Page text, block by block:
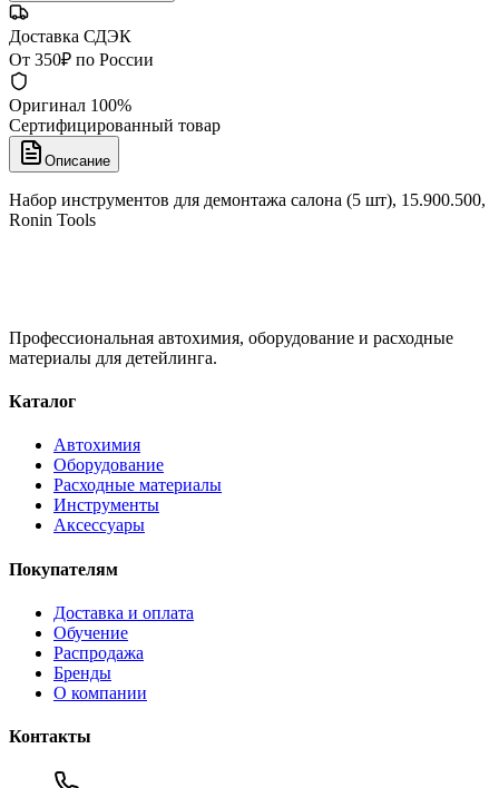
Доставка СДЭК
От 350₽ по России
Оригинал 100%
Сертифицированный товар
Описание
Набор инструментов для демонтажа салона (5 шт), 15.900.500,
Ronin Tools
Профессиональная автохимия, оборудование и расходные
материалы для детейлинга.
Каталог
Автохимия
Оборудование
Расходные материалы
Инструменты
Аксессуары
Покупателям
Доставка и оплата
Обучение
Распродажа
Бренды
О компании
Контакты